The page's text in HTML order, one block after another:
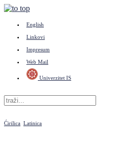
English
Linkovi
Impresum
Web Mail
Univerzitet IS
Ćirilica Latinica